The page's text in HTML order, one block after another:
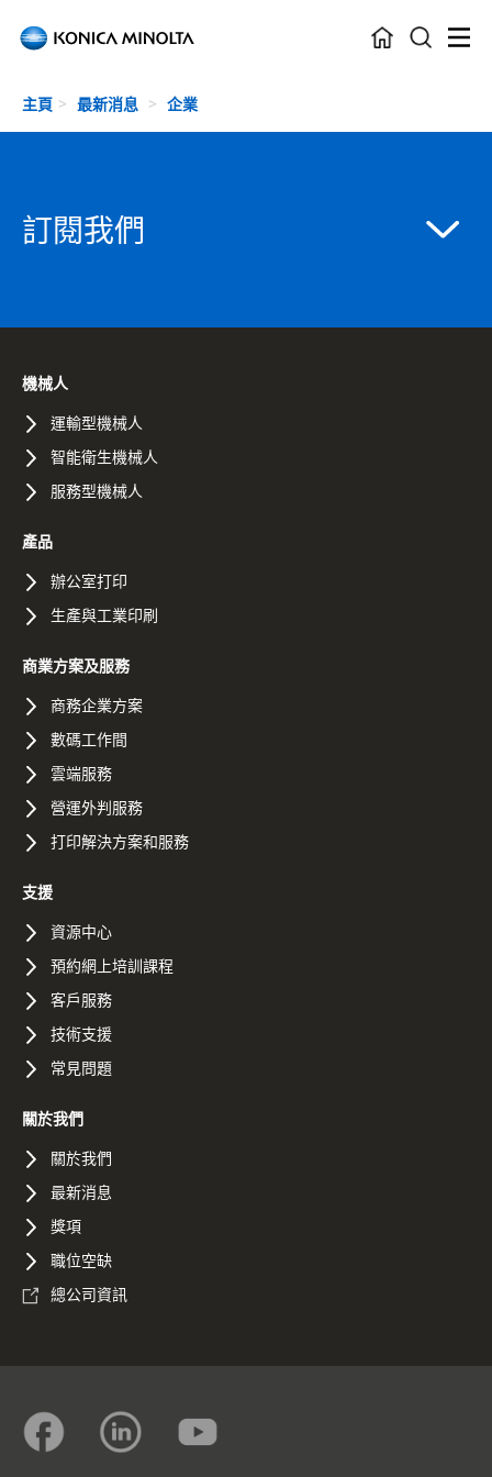
Skip to main content
主頁 最新消息 企業
訂閱我們
機械人
運輸型機械人
智能衛生機械人
服務型機械人
產品
辦公室打印
生產與工業印刷
商業方案及服務
商務企業方案
數碼工作間
雲端服務
營運外判服務
打印解決方案和服務
支援
資源中心
預約網上培訓課程
客戶服務
技術支援
常見問題
關於我們
關於我們
最新消息
獎項
職位空缺
總公司資訊